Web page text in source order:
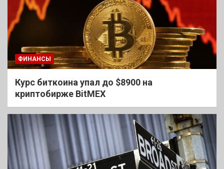
ФИНАНСЫ
Курс биткоина упал до $8900 на
криптобирже BitMEX